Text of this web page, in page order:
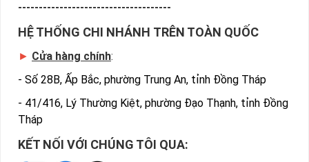
-------------------------------------
HỆ THỐNG CHI NHÁNH TRÊN TOÀN QUỐC
► Cửa hàng chính:
- Số 28B, Ấp Bắc, phường Trung An, tỉnh Đồng Tháp
- 41/416, Lý Thường Kiệt, phường Đạo Thạnh, tỉnh Đồng
Tháp
KẾT NỐI VỚI CHÚNG TÔI QUA: